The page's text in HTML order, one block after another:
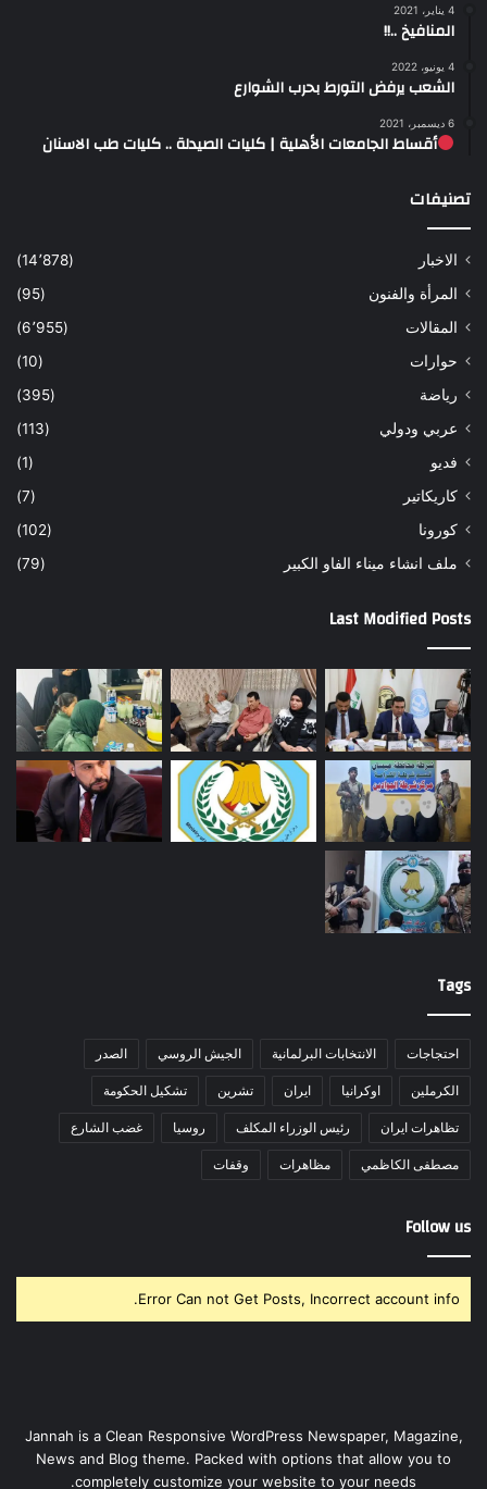
4 يناير، 2021
المنافيخ ..!!
4 يونيو، 2022
الشعب يرفض التورط بحرب الشوارع
6 ديسمبر، 2021
أقساط الجامعات الأهلية | كليات الصيدلة .. كليات طب الاسنان
تصنيفات
الاخبار
(14٬878)
المرأة والفنون
(95)
المقالات
(6٬955)
حوارات
(10)
رياضة
(395)
عربي ودولي
(113)
فديو
(1)
كاريكاتير
(7)
كورونا
(102)
ملف انشاء ميناء الفاو الكبير
(79)
Last Modified Posts
Tags
احتجاجات الانتخابات البرلمانية الجيش الروسي الصدر
الكرملين اوكرانيا ايران تشرين تشكيل الحكومة
تظاهرات ايران رئيس الوزراء المكلف روسيا غضب الشارع
مصطفى الكاظمي مظاهرات وقفات
Follow us
Error Can not Get Posts, Incorrect account info.
Jannah is a Clean Responsive WordPress Newspaper, Magazine,
News and Blog theme. Packed with options that allow you to
completely customize your website to your needs.